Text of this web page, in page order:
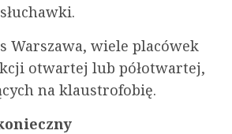
Warszawa, wiele placówek
otwartej lub półotwartej,
na klaustrofobię.